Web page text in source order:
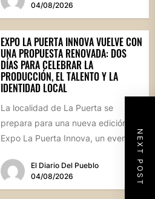
NEXT POST
04/08/2026
EXPO LA PUERTA INNOVA VUELVE CON
UNA PROPUESTA RENOVADA: DOS
DÍAS PARA CELEBRAR LA
PRODUCCIÓN, EL TALENTO Y LA
IDENTIDAD LOCAL
La localidad de La Puerta se
prepara para una nueva edición de
Expo La Puerta Innova, un evento
El Diario Del Pueblo
04/08/2026